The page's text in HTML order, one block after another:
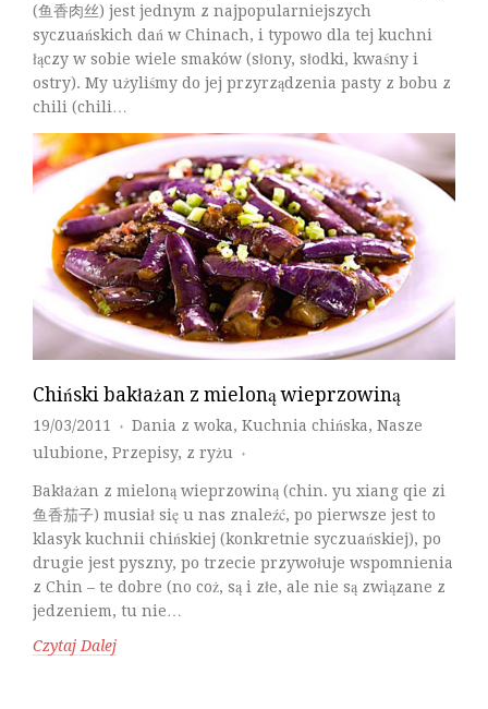
(鱼香肉丝) jest jednym z najpopularniejszych
syczuańskich dań w Chinach, i typowo dla tej kuchni
łączy w sobie wiele smaków (słony, słodki, kwaśny i
ostry). My użyliśmy do jej przyrządzenia pasty z bobu z
chili (chili…
Czytaj Dalej
Chiński bakłażan z mieloną wieprzowiną
19/03/2011 ♦ Dania z woka, Kuchnia chińska, Nasze
ulubione, Przepisy, z ryżu ♦
Bakłażan z mieloną wieprzowiną (chin. yu xiang qie zi
鱼香茄子) musiał się u nas znaleźć, po pierwsze jest to
klasyk kuchnii chińskiej (konkretnie syczuańskiej), po
drugie jest pyszny, po trzecie przywołuje wspomnienia
z Chin – te dobre (no coż, są i złe, ale nie są związane z
jedzeniem, tu nie…
Czytaj Dalej